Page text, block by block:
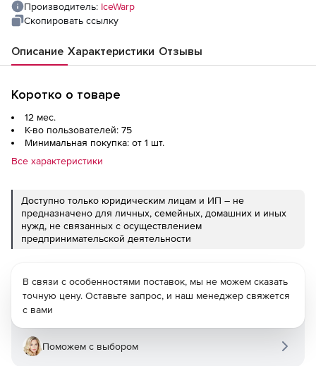
Производитель: IceWarp
Скопировать ссылку
Описание Характеристики Отзывы
Коротко о товаре
12 мес.
К-во пользователей: 75
Минимальная покупка: от 1 шт.
Все характеристики
Доступно только юридическим лицам и ИП – не
предназначено для личных, семейных, домашних и иных
нужд, не связанных с осуществлением
предпринимательской деятельности
В связи с особенностями поставок, мы не можем сказать
точную цену. Оставьте запрос, и наш менеджер свяжется
с вами
Поможем с выбором